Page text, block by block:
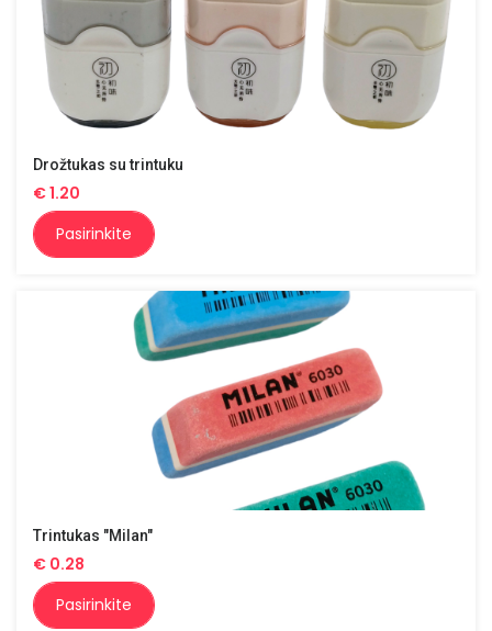
Drožtukas su trintuku
€1.20
Pasirinkite
Trintukas "Milan"
€ 0.28
Pasirinkite